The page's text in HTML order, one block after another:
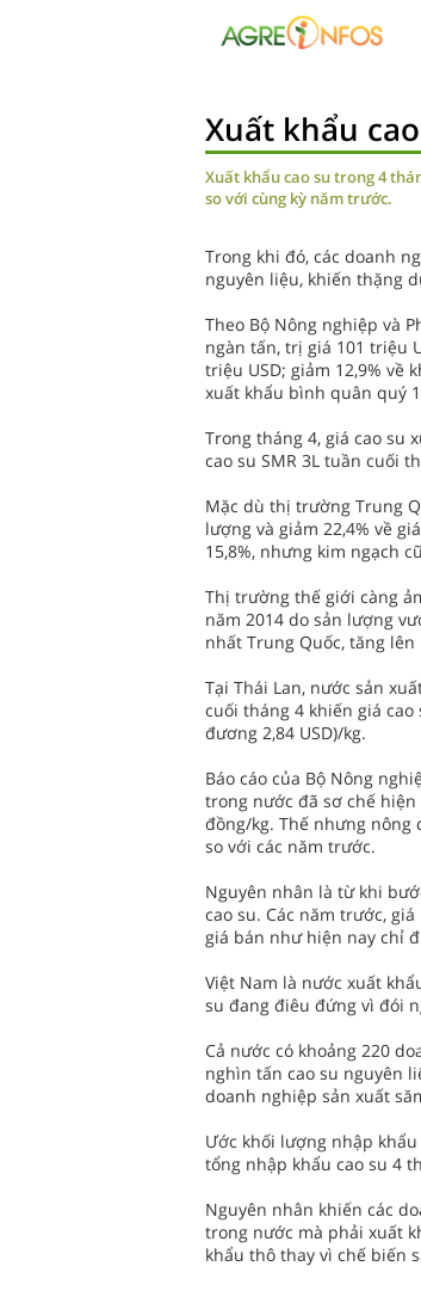
Xuất khẩu
Xuất khẩu cao su trong 4
so với cùng kỳ năm trước.
Trong khi đó, các doanh
nguyên liệu, khiến thặng
Theo Bộ Nông nghiệp và
ngàn tấn, trị giá 101 triệu
triệu USD; giảm 12,9% về
xuất khẩu bình quân quý
Trong tháng 4, giá cao su
cao su SMR 3L tuần cuối
Mặc dù thị trường Trung
lượng và giảm 22,4% về
15,8%, nhưng kim ngạch
Thị trường thế giới càng
năm 2014 do sản lượng
nhất Trung Quốc, tăng
Tại Thái Lan, nước sản
cuối tháng 4 khiến giá
đương 2,84 USD)/kg.
Báo cáo của Bộ Nông
trong nước đã sơ chế
đồng/kg. Thế nhưng nông
so với các năm trước.
Nguyên nhân là từ khi
cao su. Các năm trước,
giá bán như hiện nay chỉ
Việt Nam là nước xuất
su đang điêu đứng vì đói
Cả nước có khoảng 220
nghìn tấn cao su nguyên
doanh nghiệp sản xuất
Ước khối lượng nhập
tổng nhập khẩu cao su 4
Nguyên nhân khiến các
trong nước mà phải xuất
khẩu thô thay vì chế biến